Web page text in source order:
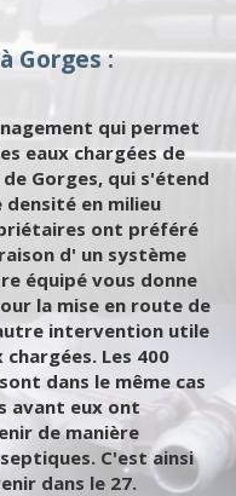
Gorges :
qui permet
eaux chargées de
Gorges, qui s'étend
densité en milieu
ont préféré
d' un système
équipé vous donne
la mise en route de
intervention utile
Les 400
dans le même cas
avant eux ont
de manière
C'est ainsi
dans le 27.